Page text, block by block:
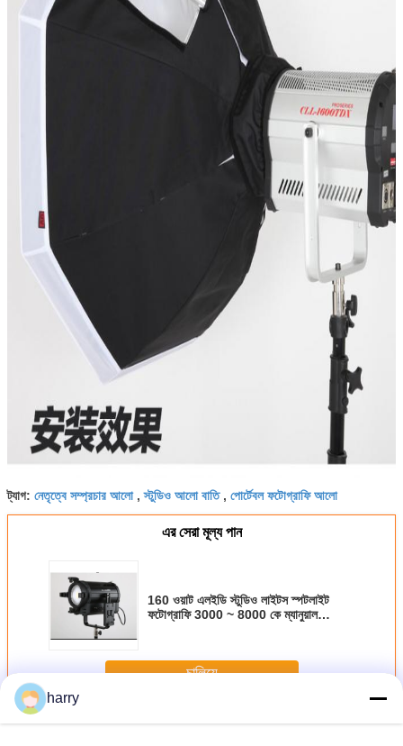
ট্যাগ: নেতৃত্বে সম্প্রচার আলো,স্টুডিও আলো বাতি, পোর্টেবল ফটোগ্রাফি আলো
এর সেরা মূল্য পান
160 ওয়াট এলইডি স্টুডিও লাইটস স্পটলাইট
ফটোগ্রাফি 3000 ~ 8000 কে ম্যানুয়াল
চালিয়ে
অধিকফিল্ম লাইটিং বেলুনস
harry